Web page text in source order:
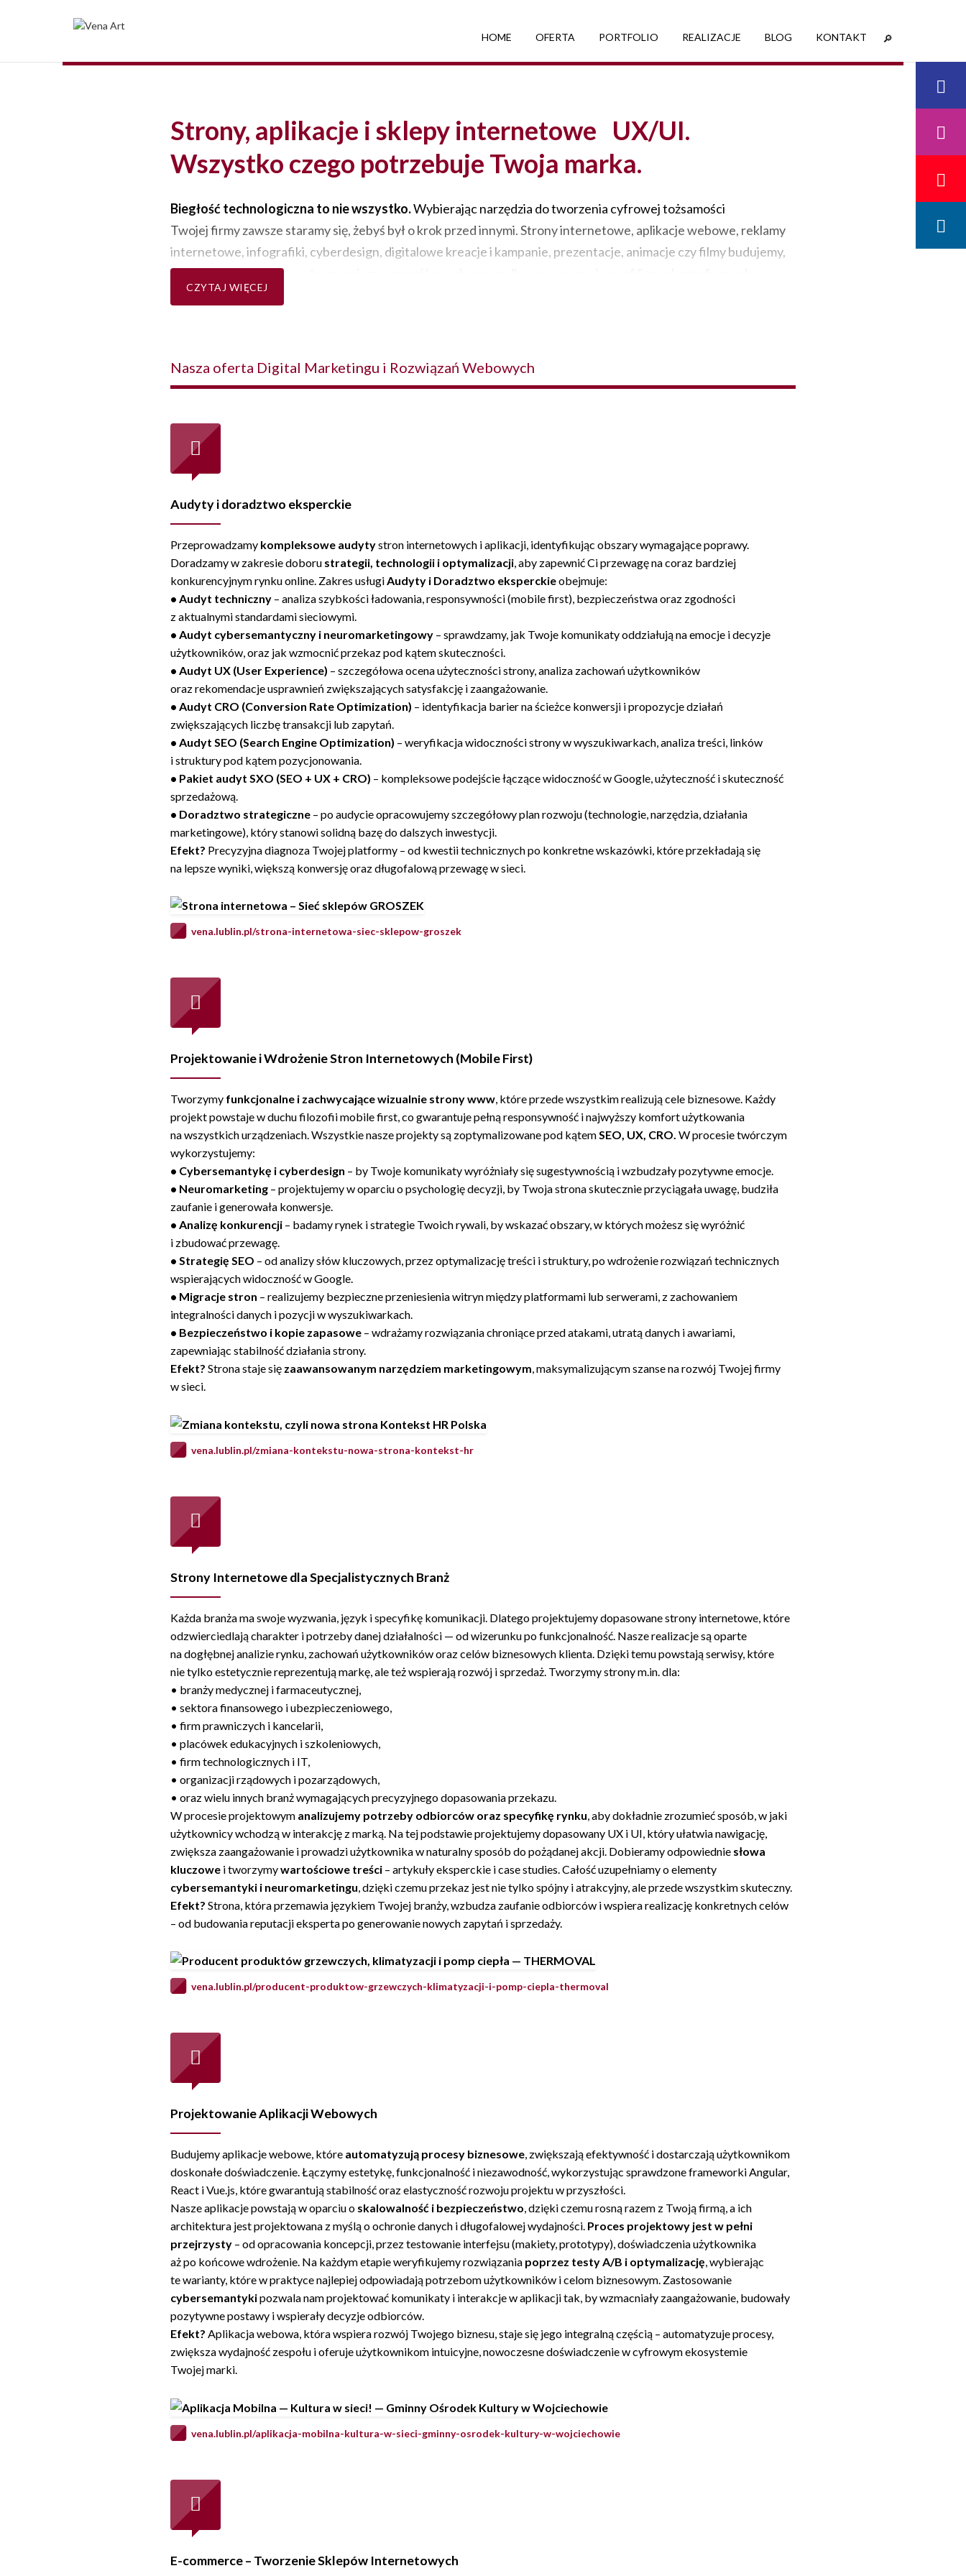
HOME OFERTA PORTFOLIO REALIZACJE BLOG KONTAKT
Strony, aplikacje i sklepy internetowe UX/UI.
Wszystko czego potrzebuje Twoja marka.
Biegłość technologiczna to nie wszystko.Wybierając narzędzia do tworzenia cyfrowej tożsamości
Twojej firmy zawsze staramy się, żebyś był o krok przed innymi. Strony internetowe, aplikacje webowe, reklamy
internetowe, infografiki, cyberdesign, digitalowe kreacje i kampanie, prezentacje, animacje czy filmy budujemy,
poprzedzając ten proces tworzeniem szczegółowych person (buyer persona) – profili psychograficznych
klientów oraz analizując procesy podejmowanych przez nich decyzji (Decison Making Unit).
CZYTAJ WIĘCEJ
Nasza oferta Digital Marketingu i Rozwiązań Webowych
Audyty i doradztwo eksperckie
Przeprowadzamy kompleksowe audytystron internetowych i aplikacji, identyfikując obszary wymagające poprawy.
Doradzamy w zakresie doboru strategii, technologii i optymalizacji, aby zapewnić Ci przewagę na coraz bardziej
konkurencyjnym rynku online. Zakres usługiAudyty i Doradztwo eksperckieobejmuje:
• Audyt techniczny – analiza szybkości ładowania, responsywności (mobile first), bezpieczeństwa oraz zgodności
z aktualnymi standardami sieciowymi.
• Audyt cybersemantyczny i neuromarketingowy – sprawdzamy, jak Twoje komunikaty oddziałują na emocje i decyzje
użytkowników, oraz jak wzmocnić przekaz pod kątem skuteczności.
• Audyt UX (User Experience) – szczegółowa ocena użyteczności strony, analiza zachowań użytkowników
oraz rekomendacje usprawnień zwiększających satysfakcję i zaangażowanie.
• Audyt CRO (Conversion Rate Optimization) – identyfikacja barier na ścieżce konwersji i propozycje działań
zwiększających liczbę transakcji lub zapytań.
• Audyt SEO (Search Engine Optimization) – weryfikacja widoczności strony w wyszukiwarkach, analiza treści, linków
i struktury pod kątem pozycjonowania.
• Pakiet audyt SXO (SEO + UX + CRO) – kompleksowe podejście łączące widoczność w Google, użyteczność i skuteczność
sprzedażową.
• Doradztwo strategiczne – po audycie opracowujemy szczegółowy plan rozwoju (technologie, narzędzia, działania
marketingowe), który stanowi solidną bazę do dalszych inwestycji.
Efekt? Precyzyjna diagnoza Twojej platformy – od kwestii technicznych po konkretne wskazówki, które przekładają się
na lepsze wyniki, większą konwersję oraz długofalową przewagę w sieci.
vena.lublin.pl/strona-internetowa-siec-sklepow-groszek
Projektowanie i Wdrożenie Stron Internetowych (Mobile First)
Tworzymy funkcjonalne i zachwycające wizualnie strony www, które przede wszystkim realizują cele biznesowe. Każdy
projekt powstaje w duchu filozofii mobile first, co gwarantuje pełną responsywność i najwyższy komfort użytkowania
na wszystkich urządzeniach. Wszystkie nasze projekty są zoptymalizowane pod kątemSEO, UX, CRO. W procesie twórczym
wykorzystujemy:
• Cybersemantykę i cyberdesign – by Twoje komunikaty wyróżniały się sugestywnością i wzbudzały pozytywne emocje.
• Neuromarketing – projektujemy w oparciu o psychologię decyzji, by Twoja strona skutecznie przyciągała uwagę, budziła
zaufanie i generowała konwersje.
• Analizę konkurencji – badamy rynek i strategie Twoich rywali, by wskazać obszary, w których możesz się wyróżnić
i zbudować przewagę.
• Strategię SEO – od analizy słów kluczowych, przez optymalizację treści i struktury, po wdrożenie rozwiązań technicznych
wspierających widoczność w Google.
• Migracje stron – realizujemy bezpieczne przeniesienia witryn między platformami lub serwerami, z zachowaniem
integralności danych i pozycji w wyszukiwarkach.
• Bezpieczeństwo i kopie zapasowe – wdrażamy rozwiązania chroniące przed atakami, utratą danych i awariami,
zapewniając stabilność działania strony.
Efekt? Strona staje się zaawansowanym narzędziem marketingowym, maksymalizującym szanse na rozwój Twojej firmy
w sieci.
vena.lublin.pl/zmiana-kontekstu-nowa-strona-kontekst-hr
Strony Internetowe dla Specjalistycznych Branż
Każda branża ma swoje wyzwania, język i specyfikę komunikacji. Dlatego projektujemy dopasowane strony internetowe, które
odzwierciedlają charakter i potrzeby danej działalności — od wizerunku po funkcjonalność. Nasze realizacje są oparte
na dogłębnej analizie rynku, zachowań użytkowników oraz celów biznesowych klienta. Dzięki temu powstają serwisy, które
nie tylko estetycznie reprezentują markę, ale też wspierają rozwój i sprzedaż. Tworzymy strony m.in. dla:
• branży medycznej i farmaceutycznej,
• sektora finansowego i ubezpieczeniowego,
• firm prawniczych i kancelarii,
• placówek edukacyjnych i szkoleniowych,
• firm technologicznych i IT,
• organizacji rządowych i pozarządowych,
• oraz wielu innych branż wymagających precyzyjnego dopasowania przekazu.
W procesie projektowym analizujemy potrzeby odbiorców oraz specyfikę rynku , aby dokładnie zrozumieć sposób, w jaki
użytkownicy wchodzą w interakcję z marką. Na tej podstawie projektujemy dopasowany UX i UI, który ułatwia nawigację,
zwiększa zaangażowanie i prowadzi użytkownika w naturalny sposób do pożądanej akcji. Dobieramy odpowiednie słowa
kluczowe i tworzymywartościowe treści – artykuły eksperckie i case studies. Całość uzupełniamy o elementy
cybersemantyki i neuromarketingu , dzięki czemu przekaz jest nie tylko spójny i atrakcyjny, ale przede wszystkim skuteczny.
Efekt? Strona, która przemawia językiem Twojej branży, wzbudza zaufanie odbiorców i wspiera realizację konkretnych celów
– od budowania reputacji eksperta po generowanie nowych zapytań i sprzedaży.
vena.lublin.pl/producent-produktow-grzewczych-klimatyzacji-i-pomp-ciepla-thermoval
Projektowanie Aplikacji Webowych
Budujemy aplikacje webowe, które automatyzują procesy biznesowe, zwiększają efektywność i dostarczają użytkownikom
doskonałe doświadczenie. Łączymy estetykę, funkcjonalność i niezawodność, wykorzystując sprawdzone frameworki Angular,
React i Vue.js, które gwarantują stabilność oraz elastyczność rozwoju projektu w przyszłości.
Nasze aplikacje powstają w oparciu o skalowalność i bezpieczeństwo, dzięki czemu rosną razem z Twoją firmą, a ich
architektura jest projektowana z myślą o ochronie danych i długofalowej wydajności. Proces projektowy jest w pełni
przejrzysty – od opracowania koncepcji, przez testowanie interfejsu (makiety, prototypy), doświadczenia użytkownika
aż po końcowe wdrożenie. Na każdym etapie weryfikujemy rozwiązania poprzez testy A/B i optymalizację, wybierając
te warianty, które w praktyce najlepiej odpowiadają potrzebom użytkowników i celom biznesowym. Zastosowanie
cybersemantykipozwala nam projektować komunikaty i interakcje w aplikacji tak, by wzmacniały zaangażowanie, budowały
pozytywne postawy i wspierały decyzje odbiorców.
Efekt? Aplikacja webowa, która wspiera rozwój Twojego biznesu, staje się jego integralną częścią – automatyzuje procesy,
zwiększa wydajność zespołu i oferuje użytkownikom intuicyjne, nowoczesne doświadczenie w cyfrowym ekosystemie
Twojej marki.
vena.lublin.pl/aplikacja-mobilna-kultura-w-sieci-gminny-osrodek-kultury-w-wojciechowie
E-commerce – Tworzenie Sklepów Internetowych